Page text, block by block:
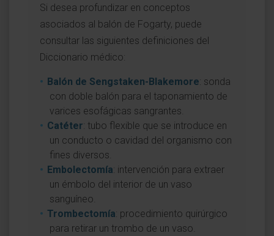
Si desea profundizar en conceptos
asociados al balón de Fogarty, puede
consultar las siguientes definiciones del
Diccionario médico:
Balón de Sengstaken-Blakemore: sonda
con doble balón para el taponamiento de
varices esofágicas sangrantes.
Catéter: tubo flexible que se introduce en
un conducto o cavidad del organismo con
fines diversos.
Embolectomía: intervención para extraer
un émbolo del interior de un vaso
sanguíneo.
Trombectomía: procedimiento quirúrgico
para retirar un trombo de un vaso.